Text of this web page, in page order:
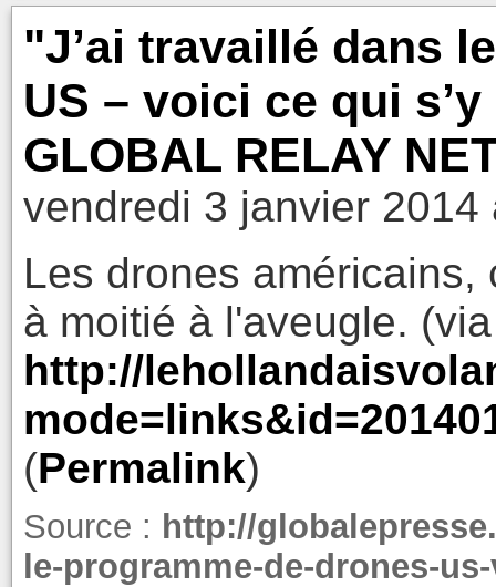
"J’ai travaillé dans
US – voici ce qui
GLOBAL RELAY
vendredi 3 janvier 2014
Les drones
à moitié à l'aveugle. (via
http://
(Permalink)
Source : http://
le-programme-de-drones-